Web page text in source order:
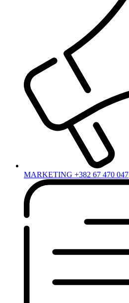
MARKETING +382 67 470 047